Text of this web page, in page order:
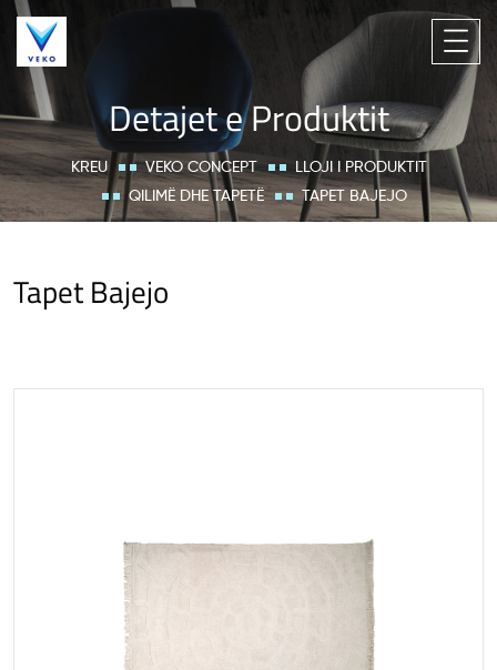
Detajet e Produktit
KREU VEKO CONCEPT
LLOJI I PRODUKTIT
QILIMË DHE TAPETË
TAPET BAJEJO
Tapet Bajejo